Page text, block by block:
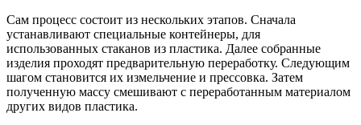
Сам процесс состоит из нескольких этапов. Сначала
устанавливают специальные контейнеры, для
использованных стаканов из пластика. Далее собранные
изделия проходят предварительную переработку. Следующим
шагом становится их измельчение и прессовка. Затем
полученную массу смешивают с переработанным материалом
других видов пластика.